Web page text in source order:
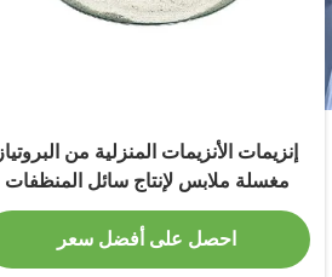
إنزيمات الأنزيمات المنزلية من البروتياز
مغسلة ملابس لإنتاج سائل المنظفات
احصل على أفضل سعر